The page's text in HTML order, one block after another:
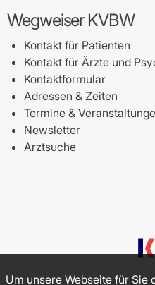
Wegweiser KVBW
Kontakt für Patienten
Kontakt für Ärzte und
Kontaktformular
Adressen & Zeiten
Termine &
Newsletter
Arztsuche
Um unsere Webseite für Sie